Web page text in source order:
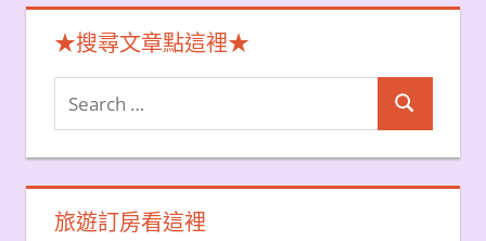
★搜尋文章點這裡★
Search
旅遊訂房看這裡